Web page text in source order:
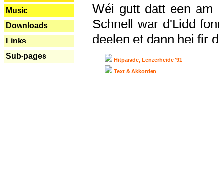
Music
Downloads
Links
Sub-pages
Wéi gutt datt een am
Schnell war d'Lidd
deelen et dann hei fir
Hitparade, Lenzerheide '91
Text & Akkorden